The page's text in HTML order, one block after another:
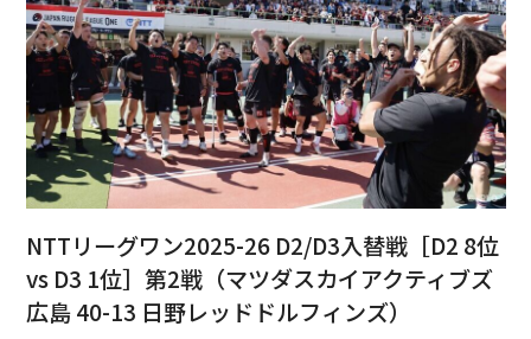
NTTリーグワン2025-26 D2/D3入替戦［D2 8位
vs D3 1位］第2戦（マツダスカイアクティブズ
広島 40-13 日野レッドドルフィンズ）